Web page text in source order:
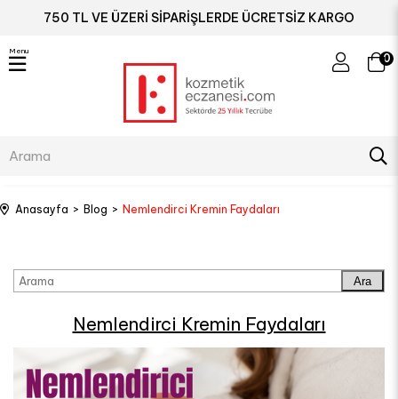
750 TL VE ÜZERİ SİPARİŞLERDE ÜCRETSİZ KARGO
0
Menu
Anasayfa Blog Nemlendirci Kremin Faydaları
Ara
Nemlendirci Kremin Faydaları